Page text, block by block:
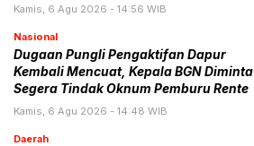
Kamis, 6 Agu 2026 - 14:56 WIB
Nasional
Dugaan Pungli Pengaktifan Dapur
Kembali Mencuat, Kepala BGN Diminta
Segera Tindak Oknum Pemburu Rente
Kamis, 6 Agu 2026 - 14:48 WIB
Daerah